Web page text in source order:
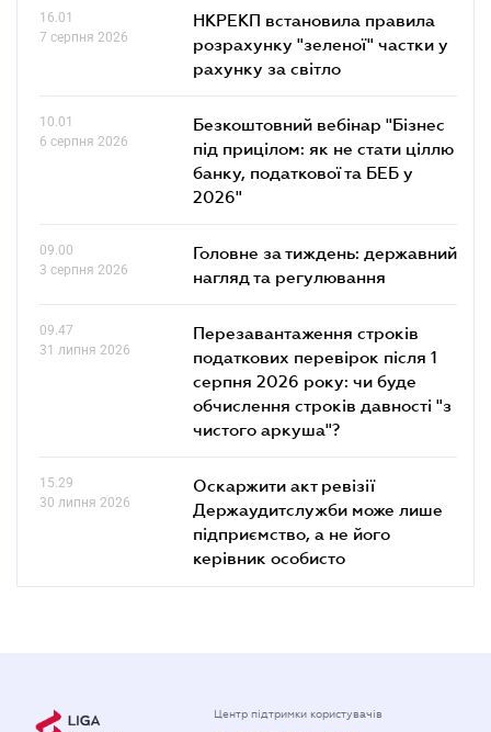
16.01
7 серпня 2026
НКРЕКП встановила правила
розрахунку "зеленої" частки у
рахунку за світло
10.01
6 серпня 2026
Безкоштовний вебінар "Бізнес
під прицілом: як не стати ціллю
банку, податкової та БЕБ у
2026"
09.00
3 серпня 2026
Головне за тиждень: державний
нагляд та регулювання
09.47
31 липня 2026
Перезавантаження строків
податкових перевірок після 1
серпня 2026 року: чи буде
обчислення строків давності "з
чистого аркуша"?
15.29
30 липня 2026
Оскаржити акт ревізії
Держаудитслужби може лише
підприємство, а не його
керівник особисто
Центр підтримки користувачів